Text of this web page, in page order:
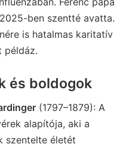
ben szentté avatta.
is hatalmas karitatív
példáz.
és boldogok
(1797–1879): A
alapítója, aki a
szentelte életét